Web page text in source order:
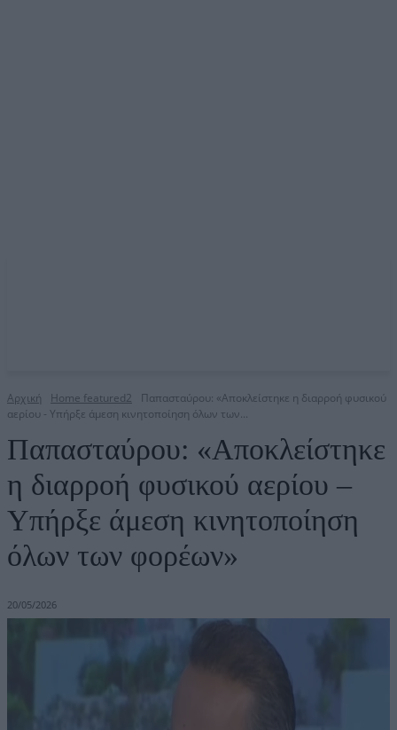
Αρχική Home featured2
Παπασταύρου: «Αποκλείστηκε η διαρροή φυσικού
αερίου - Yπήρξε άμεση κινητοποίηση όλων των...
Παπασταύρου: «Αποκλείστηκε
η διαρροή φυσικού αερίου –
Yπήρξε άμεση κινητοποίηση
όλων των φορέων»
20/05/2026